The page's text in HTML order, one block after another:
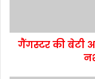
गैंगस्टर की बेटी